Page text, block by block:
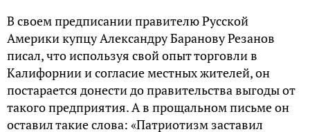
В своем предписании правителю Русской
Америки купцу Александру Баранову Резанов
писал, что используя свой опыт торговли в
Калифорнии и согласие местных жителей, он
постарается донести до правительства выгоды от
такого предприятия. А в прощальном письме он
оставил такие слова: «Патриотизм заставил